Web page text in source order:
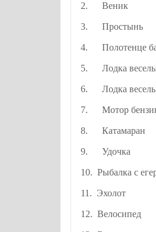
2.
3.
4.
5. Лодка
6. Лодка
7. Мотор
8.
9.
10.
11.
12.